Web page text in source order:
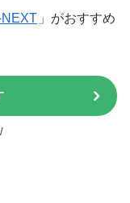
NEXT 」がおすすめ